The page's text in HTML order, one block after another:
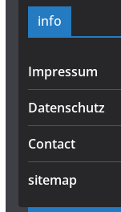
info
Impressum
Datenschutz
Contact
sitemap